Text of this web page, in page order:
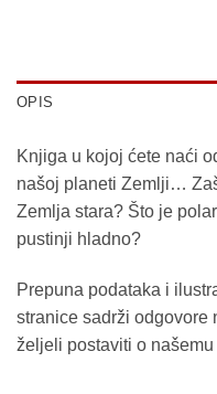
OPIS
Knjiga u kojoj ćete naći
našoj planeti Zemlji…
Zemlja stara? Što je
pustinji hladno?
Prepuna podataka i
stranice sadrži odgovore
željeli postaviti o